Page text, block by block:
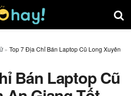
» Top 7 Địa Chỉ Bán Laptop Cũ Long Xuyên
Bán Laptop Cũ